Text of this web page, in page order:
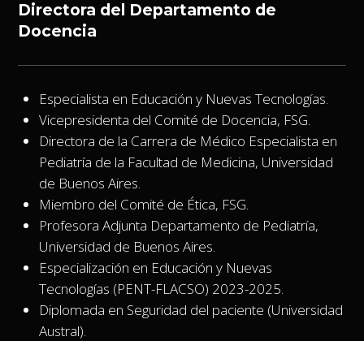
Directora del Departamento de
Docencia
Especialista en Educación y Nuevas Tecnologías.
Vicepresidenta del Comité de Docencia, FSG.
Directora de la Carrera de Médico Especialista en
Pediatría de la Facultad de Medicina, Universidad
de Buenos Aires.
Miembro del Comité de Ética, FSG.
Profesora Adjunta Departamento de Pediatría,
Universidad de Buenos Aires.
Especialización en Educación y Nuevas
Tecnologías (PENT-FLACSO) 2023-2025.
Diplomada en Seguridad del paciente (Universidad
Austral).